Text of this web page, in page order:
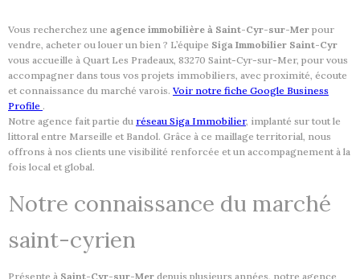
Vous recherchez une agence immobilière à Saint-Cyr-sur-Mer pour
vendre, acheter ou louer un bien ? L’équipe Siga Immobilier Saint-Cyr
vous accueille à Quart Les Pradeaux, 83270 Saint-Cyr-sur-Mer, pour vous
accompagner dans tous vos projets immobiliers, avec proximité, écoute
et connaissance du marché varois. Voir notre fiche Google Business
Profile .
Notre agence fait partie du réseau Siga Immobilier, implanté sur tout le
littoral entre Marseille et Bandol. Grâce à ce maillage territorial, nous
offrons à nos clients une visibilité renforcée et un accompagnement à la
fois local et global.
Notre connaissance du marché
saint-cyrien
Présente à Saint-Cyr-sur-Mer depuis plusieurs années, notre agence